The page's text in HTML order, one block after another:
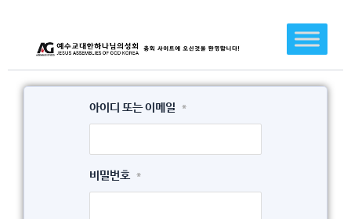
로
아이디 또는 이메일 *
비밀번호 *